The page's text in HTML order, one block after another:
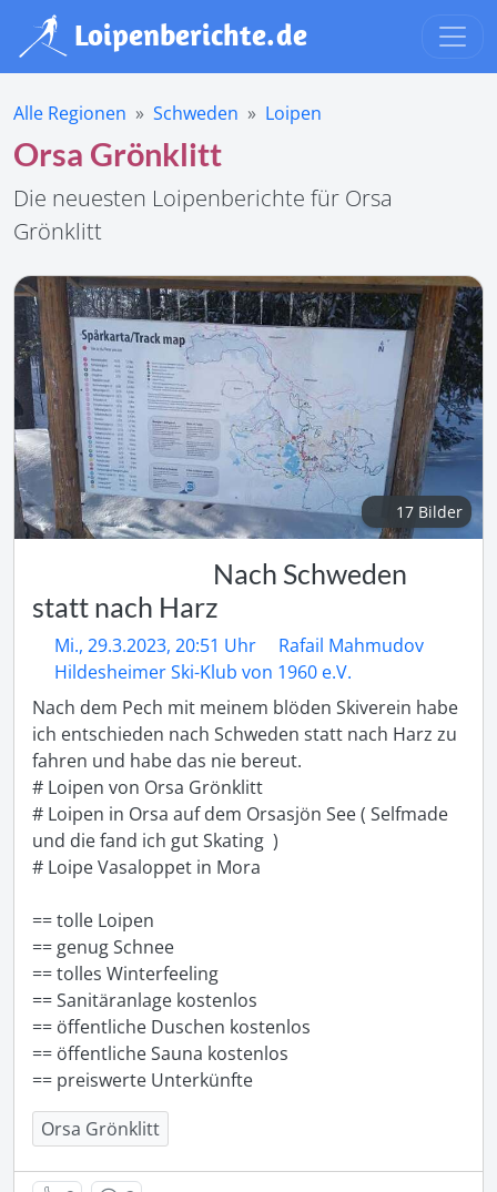
Alle Regionen Schweden Loipen
Orsa Grönklitt
Die neuesten Loipenberichte für Orsa
Grönklitt
17 Bilder
Nach Schweden
statt nach Harz
Mi., 29.3.2023, 20:51 Uhr
Rafail Mahmudov
Hildesheimer Ski-Klub von 1960 e.V.
Nach dem Pech mit meinem blöden Skiverein habe
ich entschieden nach Schweden statt nach Harz zu
fahren und habe das nie bereut.
# Loipen von Orsa Grönklitt
# Loipen in Orsa auf dem Orsasjön See ( Selfmade
und die fand ich gut Skating  )
# Loipe Vasaloppet in Mora
== tolle Loipen
== genug Schnee
== tolles Winterfeeling
== Sanitäranlage kostenlos
== öffentliche Duschen kostenlos
== öffentliche Sauna kostenlos
== preiswerte Unterkünfte
Orsa Grönklitt